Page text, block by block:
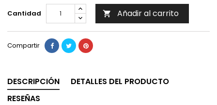
Cantidad  Añadir al carrito
Compartir
DESCRIPCIÓN
DETALLES DEL PRODUCTO
RESEÑAS